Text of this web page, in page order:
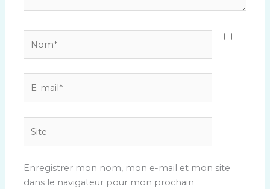
Enregistrer mon nom, mon e-mail et mon site
dans le navigateur pour mon prochain